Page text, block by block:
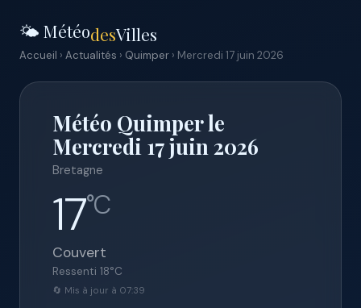
🌤️ MétéodesVilles
Accueil › Actualités › Quimper › Mercredi 17 juin 2026
Météo Quimper le
Mercredi 17 juin 2026
Bretagne
17°C
Couvert
Ressenti 18°C
🔄 Mis à jour à 07:39